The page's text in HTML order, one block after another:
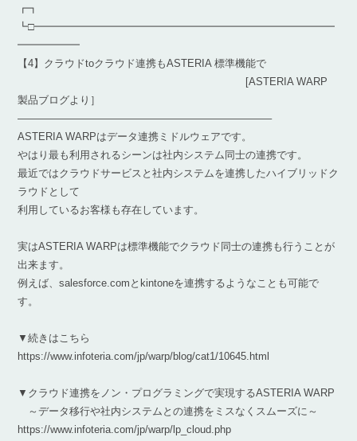
┏┓
┗□━━━━━━━━━━━━━━━━━━━━━━━━━━━━━
━━━━━━
【4】クラウドtoクラウド連携もASTERIA 標準機能で
[ASTERIA WARP
製品ブログより］
————————————————————————–
ASTERIA WARPはデータ連携ミドルウェアです。
やはり最も利用されるシーンは社内システム同士の連携です。
最近ではクラウドサービスと社内システムを連携したハイブリッドク
ラウドとして
利用しているお客様も存在しています。
実はASTERIA WARPは標準機能でクラウド同士の連携も行うことが
出来ます。
例えば、salesforce.comとkintoneを連携するようなことも可能で
す。
▼続きはこちら
https://www.infoteria.com/jp/warp/blog/cat1/10645.html
▼クラウド連携をノン・プログラミングで実現するASTERIA WARP
～データ移行や社内システムとの連携をミスなくスムーズに～
https://www.infoteria.com/jp/warp/lp_cloud.php